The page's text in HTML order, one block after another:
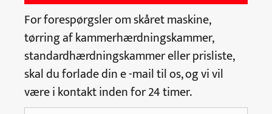
For forespørgsler om skåret maskine,
tørring af kammerhærdningskammer,
standardhærdningskammer eller prisliste,
skal du forlade din e -mail til os, og vi vil
være i kontakt inden for 24 timer.